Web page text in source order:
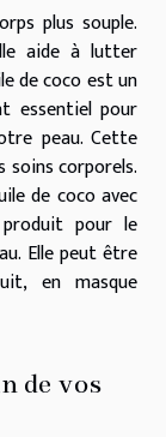
plus souple.
aide à lutter
de coco est un
essentiel pour
peau. Cette
corporels.
de coco avec
pour le
Elle peut être
en masque
de vos